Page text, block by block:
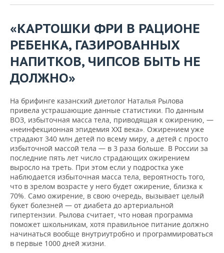
«КАРТОШКИ ФРИ В РАЦИОНЕ
РЕБЕНКА, ГАЗИРОВАННЫХ
НАПИТКОВ, ЧИПСОВ БЫТЬ НЕ
ДОЛЖНО»
На брифинге казанский диетолог Наталья Рылова
привела устрашающие данные статистики. По данным
ВОЗ, избыточная масса тела, приводящая к ожирению, —
«неинфекционная эпидемия XXI века». Ожирением уже
страдают 340 млн детей по всему миру, а детей с просто
избыточной массой тела — в 3 раза больше. В России за
последние пять лет число страдающих ожирением
выросло на треть. При этом если у подростка уже
наблюдается избыточная масса тела, вероятность того,
что в зрелом возрасте у него будет ожирение, близка к
70%. Само ожирение, в свою очередь, вызывает целый
букет болезней — от диабета до артериальной
гипертензии. Рылова считает, что новая программа
поможет школьникам, хотя правильное питание должно
начинаться вообще внутриутробно и программироваться
в первые 1000 дней жизни.